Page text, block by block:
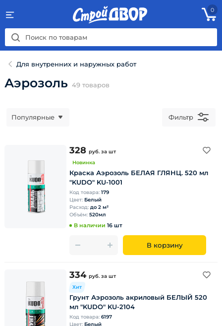
0
Для внутренних и наружных работ
Аэрозоль 49 товаров
Популярные Фильтр
328 руб. за шт
Новинка
Краска Аэрозоль БЕЛАЯ ГЛЯНЦ. 520 мл
"KUDO" KU-1001
Код товара: 179
Цвет: Белый
Расход: до 2 м²
Объём: 520мл
В наличии 16 шт
В корзину
334 руб. за шт
Хит
Грунт Аэрозоль акриловый БЕЛЫЙ 520
мл "KUDO" KU-2104
Код товара: 6197
Цвет: Белый